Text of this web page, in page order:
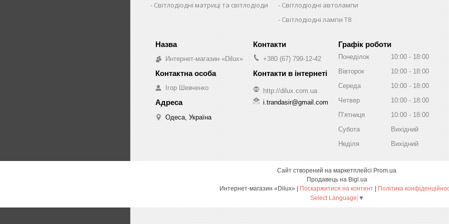
Світлодіодні матриці та світлодіоди
Світлодіодні автолампи
Світлодіодні лампи T8
Интернет-магазин «Dilux»
Ігор Шевченко
Одеса, Україна
+380 (67) 799-12-42
http://dilux.com.ua
i.trandasir@gmail.com
Графік роботи
Понеділок 10:00
18:00
Вівторок
10:00
18:00
Середа
10:00
18:00
Четвер
10:00
18:00
Пʼятниця
10:00
18:00
Субота
Вихідний
Неділя
Вихідний
Сайт створений на маркетплейсі Prom.ua
Продавець на Bigl.ua
Поскаржитися на контент
Політика
Select Language ▼